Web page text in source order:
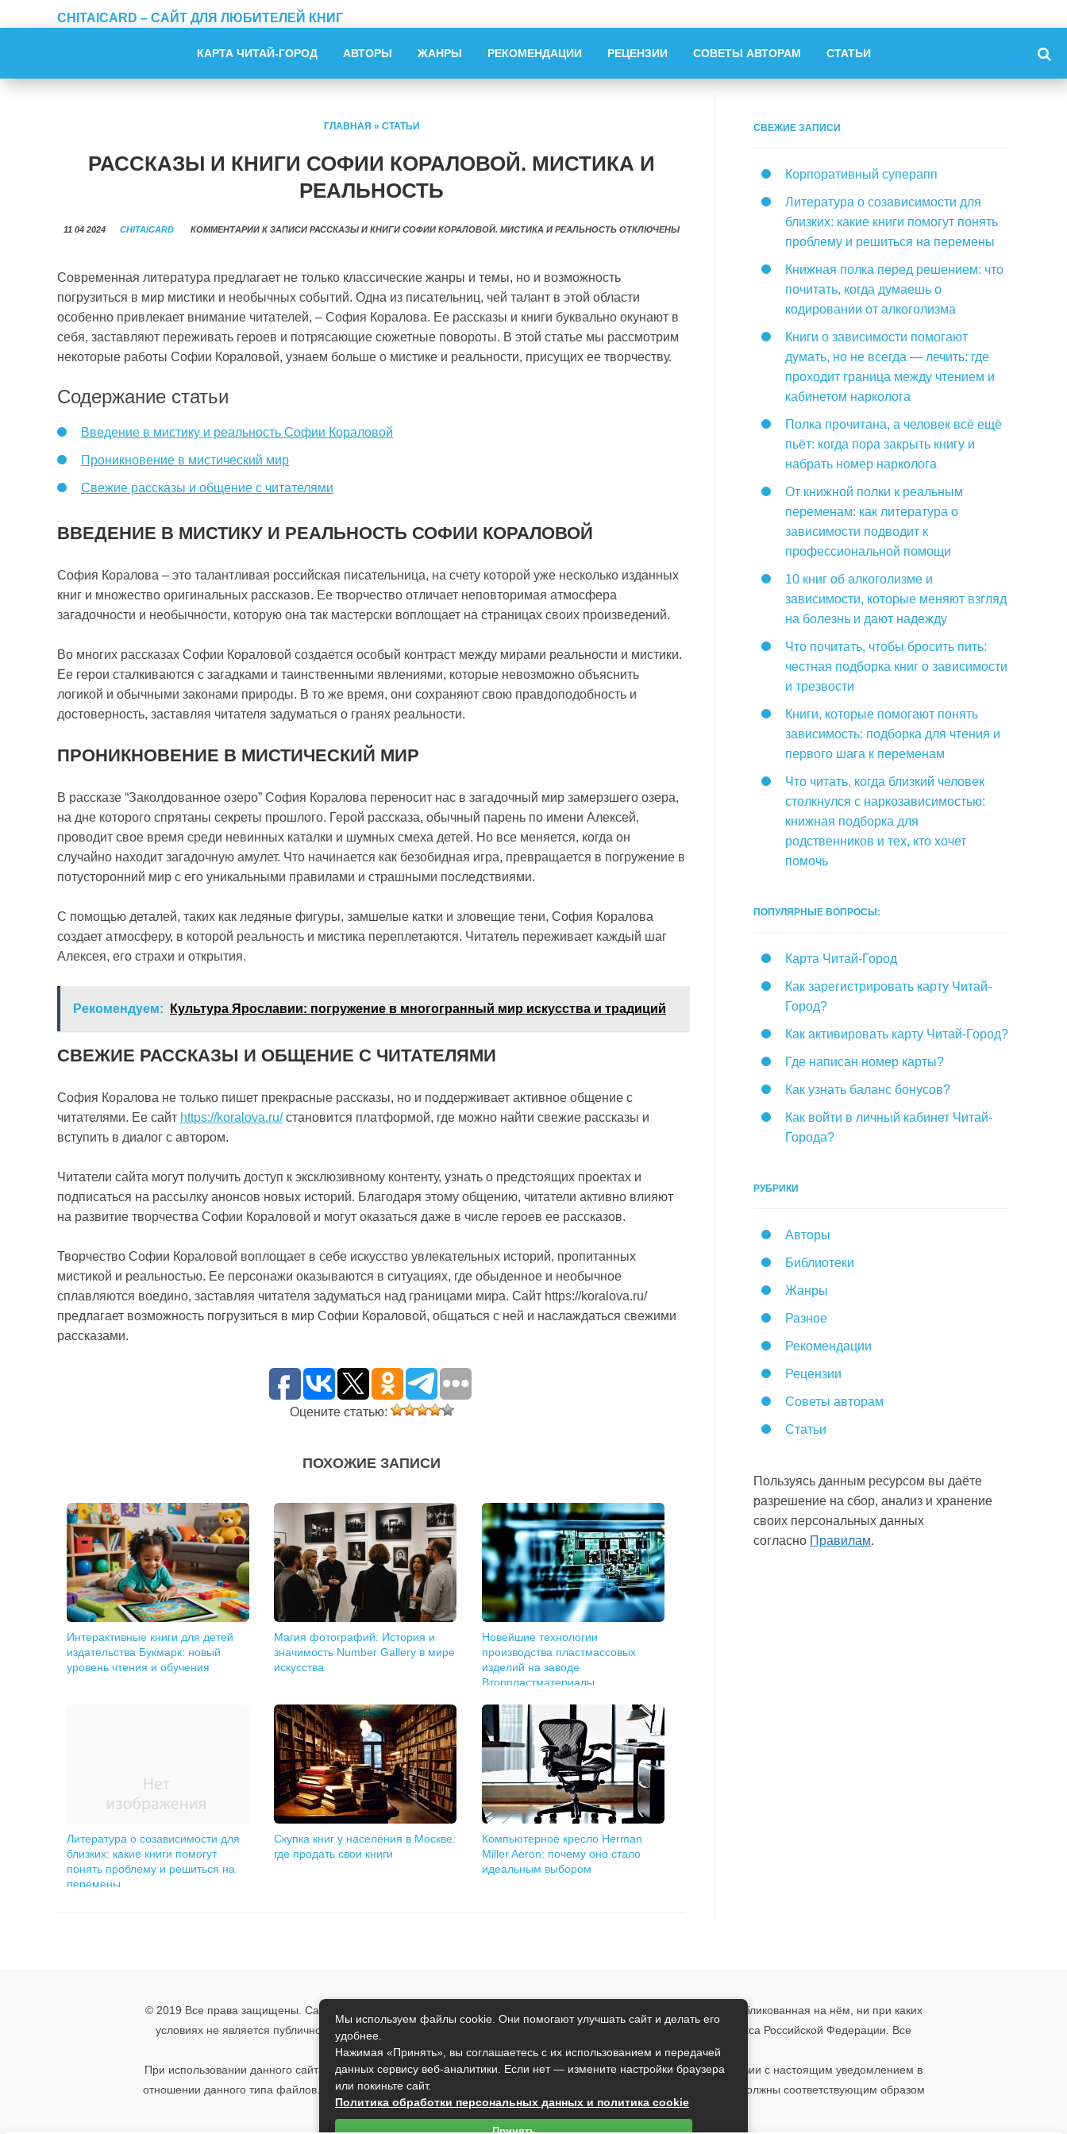
CHITAICARD – САЙТ ДЛЯ ЛЮБИТЕЛЕЙ КНИГ
КАРТА ЧИТАЙ-ГОРОД АВТОРЫ ЖАНРЫ РЕКОМЕНДАЦИИ РЕЦЕНЗИИ СОВЕТЫ АВТОРАМ СТАТЬИ
ГЛАВНАЯ » СТАТЬИ
РАССКАЗЫ И КНИГИ СОФИИ КОРАЛОВОЙ. МИСТИКА И
РЕАЛЬНОСТЬ
11 04 2024 CHITAICARD КОММЕНТАРИИ К ЗАПИСИ РАССКАЗЫ И КНИГИ СОФИИ КОРАЛОВОЙ. МИСТИКА И РЕАЛЬНОСТЬ ОТКЛЮЧЕНЫ
Современная литература предлагает не только классические жанры и темы, но и возможность
погрузиться в мир мистики и необычных событий. Одна из писательниц, чей талант в этой области
особенно привлекает внимание читателей, – София Коралова. Ее рассказы и книги буквально окунают в
себя, заставляют переживать героев и потрясающие сюжетные повороты. В этой статье мы рассмотрим
некоторые работы Софии Кораловой, узнаем больше о мистике и реальности, присущих ее творчеству.
Содержание статьи
Введение в мистику и реальность Софии Кораловой
Проникновение в мистический мир
Свежие рассказы и общение с читателями
ВВЕДЕНИЕ В МИСТИКУ И РЕАЛЬНОСТЬ СОФИИ КОРАЛОВОЙ
София Коралова – это талантливая российская писательница, на счету которой уже несколько изданных
книг и множество оригинальных рассказов. Ее творчество отличает неповторимая атмосфера
загадочности и необычности, которую она так мастерски воплощает на страницах своих произведений.
Во многих рассказах Софии Кораловой создается особый контраст между мирами реальности и мистики.
Ее герои сталкиваются с загадками и таинственными явлениями, которые невозможно объяснить
логикой и обычными законами природы. В то же время, они сохраняют свою правдоподобность и
достоверность, заставляя читателя задуматься о гранях реальности.
ПРОНИКНОВЕНИЕ В МИСТИЧЕСКИЙ МИР
В рассказе “Заколдованное озеро” София Коралова переносит нас в загадочный мир замерзшего озера,
на дне которого спрятаны секреты прошлого. Герой рассказа, обычный парень по имени Алексей,
проводит свое время среди невинных каталки и шумных смеха детей. Но все меняется, когда он
случайно находит загадочную амулет. Что начинается как безобидная игра, превращается в погружение в
потусторонний мир с его уникальными правилами и страшными последствиями.
С помощью деталей, таких как ледяные фигуры, замшелые катки и зловещие тени, София Коралова
создает атмосферу, в которой реальность и мистика переплетаются. Читатель переживает каждый шаг
Алексея, его страхи и открытия.
Рекомендуем: Культура Ярославии: погружение в многогранный мир искусства и традиций
СВЕЖИЕ РАССКАЗЫ И ОБЩЕНИЕ С ЧИТАТЕЛЯМИ
София Коралова не только пишет прекрасные рассказы, но и поддерживает активное общение с
читателями. Ее сайт https://koralova.ru/становится платформой, где можно найти свежие рассказы и
вступить в диалог с автором.
Читатели сайта могут получить доступ к эксклюзивному контенту, узнать о предстоящих проектах и
подписаться на рассылку анонсов новых историй. Благодаря этому общению, читатели активно влияют
на развитие творчества Софии Кораловой и могут оказаться даже в числе героев ее рассказов.
Творчество Софии Кораловой воплощает в себе искусство увлекательных историй, пропитанных
мистикой и реальностью. Ее персонажи оказываются в ситуациях, где обыденное и необычное
сплавляются воедино, заставляя читателя задуматься над границами мира. Сайт https://koralova.ru/
предлагает возможность погрузиться в мир Софии Кораловой, общаться с ней и наслаждаться свежими
рассказами.
Оцените статью:
ПОХОЖИЕ ЗАПИСИ
Интерактивные книги для детей
издательства Букмарк: новый
уровень чтения и обучения
Магия фотографий: История и
значимость Number Gallery в мире
искусства
Новейшие технологии
производства пластмассовых
изделий на заводе
Вторпластматериалы
Литература о созависимости для
близких: какие книги помогут
понять проблему и решиться на
перемены
Скупка книг у населения в Москве:
где продать свои книги
Компьютерное кресло Herman
Miller Aeron: почему оно стало
идеальным выбором
СВЕЖИЕ ЗАПИСИ
Корпоративный суперапп
Литература о созависимости для
близких: какие книги помогут понять
проблему и решиться на перемены
Книжная полка перед решением: что
почитать, когда думаешь о
кодировании от алкоголизма
Книги о зависимости помогают
думать, но не всегда — лечить: где
проходит граница между чтением и
кабинетом нарколога
Полка прочитана, а человек всё ещё
пьёт: когда пора закрыть книгу и
набрать номер нарколога
От книжной полки к реальным
переменам: как литература о
зависимости подводит к
профессиональной помощи
10 книг об алкоголизме и
зависимости, которые меняют взгляд
на болезнь и дают надежду
Что почитать, чтобы бросить пить:
честная подборка книг о зависимости
и трезвости
Книги, которые помогают понять
зависимость: подборка для чтения и
первого шага к переменам
Что читать, когда близкий человек
столкнулся с наркозависимостью:
книжная подборка для
родственников и тех, кто хочет
помочь
ПОПУЛЯРНЫЕ ВОПРОСЫ:
Карта Читай-Город
Как зарегистрировать карту Читай-
Город?
Как активировать карту Читай-Город?
Где написан номер карты?
Как узнать баланс бонусов?
Как войти в личный кабинет Читай-
Города?
РУБРИКИ
Авторы
Библиотеки
Жанры
Разное
Рекомендации
Рецензии
Советы авторам
Статьи
Пользуясь данным ресурсом вы даёте
разрешение на сбор, анализ и хранение
своих персональных данных
согласно Правилам.
© 2019 Все права защищены. Сайт носит исключительно информационный характер и никакая информация, опубликованная на нём, ни при каких
условиях не является публичной офертой, определяемой положениями пункта 2 статьи 437 Гражданского кодекса Российской Федерации. Все
указанные условия могут быть изменены без предварительного уведомления.
При использовании данного сайта, вы подтверждаете свое согласие на использование файлов cookie в соответствии с настоящим уведомлением в
отношении данного типа файлов. Если вы не согласны с тем, чтобы мы использовали данный тип файлов, то вы должны соответствующим образом
установить настройки вашего браузера или не использовать сайт.
Мы используем файлы cookie. Они помогают улучшать сайт и делать его
удобнее.
Нажимая «Принять», вы соглашаетесь с их использованием и передачей
данных сервису веб-аналитики. Если нет — измените настройки браузера
или покиньте сайт.
Политика обработки персональных данных и политика cookie
Принять